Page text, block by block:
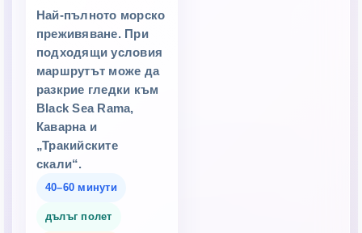
Най-пълното морско
преживяване. При
подходящи условия
маршрутът може да
разкрие гледки към
Black Sea Rama,
Каварна и
„Тракийските
скали“.
40–60 минути
дълъг полет